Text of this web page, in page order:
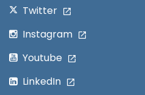
Twitter
Instagram
Youtube
LinkedIn